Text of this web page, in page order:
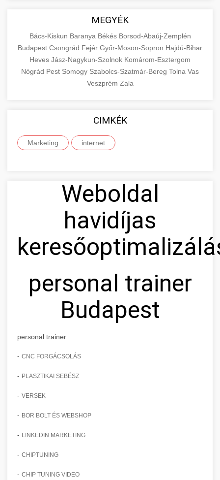
MEGYÉK
Bács-Kiskun Baranya Békés Borsod-Abaúj-Zemplén
Budapest Csongrád Fejér Győr-Moson-Sopron Hajdú-Bihar
Heves Jász-Nagykun-Szolnok Komárom-Esztergom
Nógrád Pest Somogy Szabolcs-Szatmár-Bereg Tolna Vas
Veszprém Zala
CIMKÉK
Marketing internet
Weboldal
havidíjas
personal trainer
Budapest
personal trainer
- CNC FORGÁCSOLÁS
- PLASZTIKAI SEBÉSZ
- VERSEK
- BOR BOLT ÉS WEBSHOP
- LINKEDIN MARKETING
- CHIPTUNING
- CHIP TUNING VIDEO